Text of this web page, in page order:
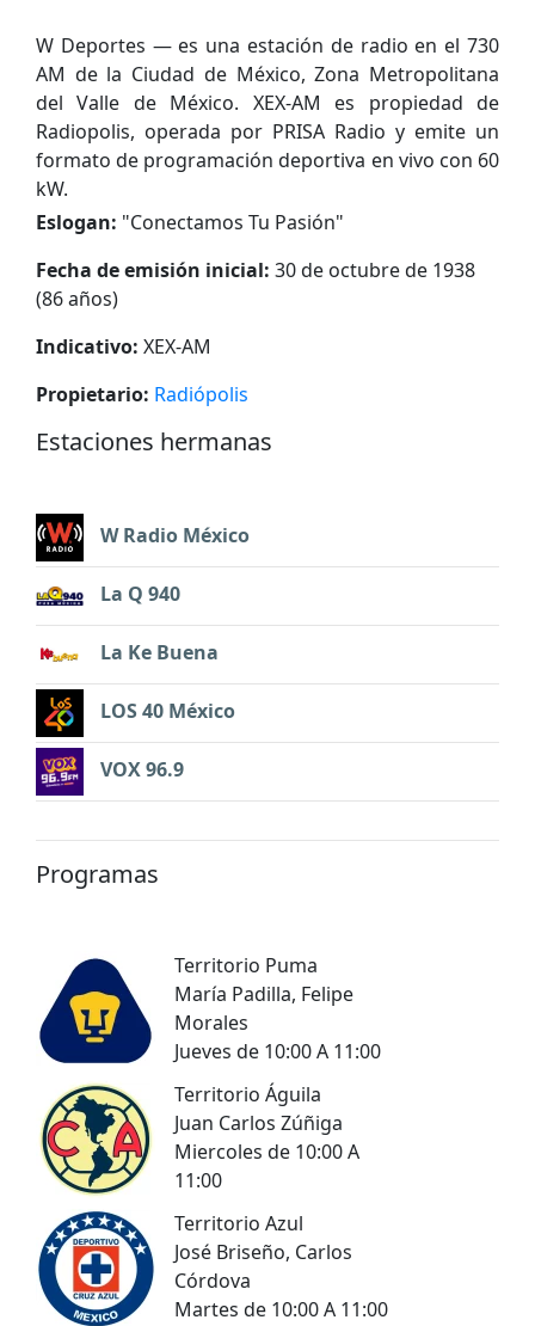
W Deportes — es una estación de radio en el 730
AM de la Ciudad de México, Zona Metropolitana
del Valle de México. XEX-AM es propiedad de
Radiopolis, operada por PRISA Radio y emite un
formato de programación deportiva en vivo con 60
kW.
Eslogan: "Conectamos Tu Pasión"
Fecha de emisión inicial: 30 de octubre de 1938
(86 años)
Indicativo: XEX-AM
Propietario: Radiópolis
Estaciones hermanas
W Radio México
La Q 940
La Ke Buena
LOS 40 México
VOX 96.9
Programas
Territorio Puma
María Padilla, Felipe
Morales
Jueves de 10:00 A 11:00
Territorio Águila
Juan Carlos Zúñiga
Miercoles de 10:00 A
11:00
Territorio Azul
José Briseño, Carlos
Córdova
Martes de 10:00 A 11:00